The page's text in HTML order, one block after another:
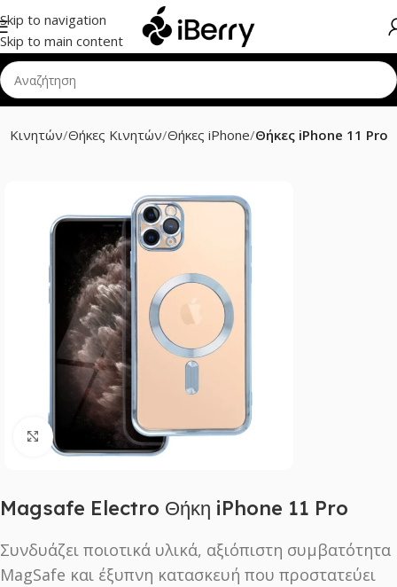
Skip to navigation
Skip to main content
Κινητών Θήκες Κινητών Θήκες iPhone Θήκες iPhone 11 Pro
Click to enlarge
Magsafe Electro Θήκη iPhone 11 Pro
Συνδυάζει ποιοτικά υλικά, αξιόπιστη συμβατότητα
MagSafe και έξυπνη κατασκευή που προστατεύει